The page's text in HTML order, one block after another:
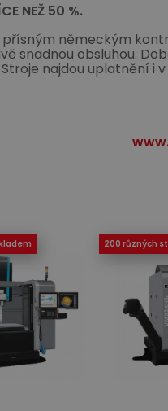
NEŽ 50 %.
německým
snadnou obsluhou.
najdou uplatnění i
200 různých